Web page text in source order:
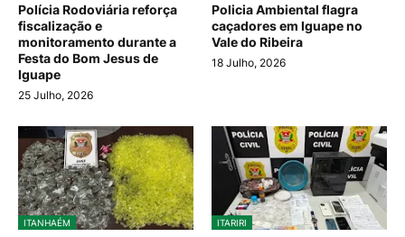
Polícia Rodoviária reforça
fiscalização e
monitoramento durante a
Festa do Bom Jesus de
Iguape
25 Julho, 2026
Policia Ambiental flagra
caçadores em Iguape no
Vale do Ribeira
18 Julho, 2026
ITANHAÉM ITARIRI